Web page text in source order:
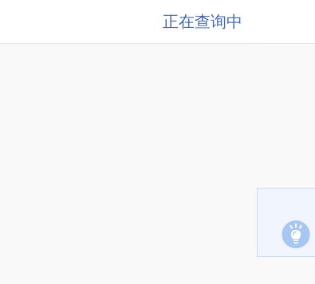
正在查询中